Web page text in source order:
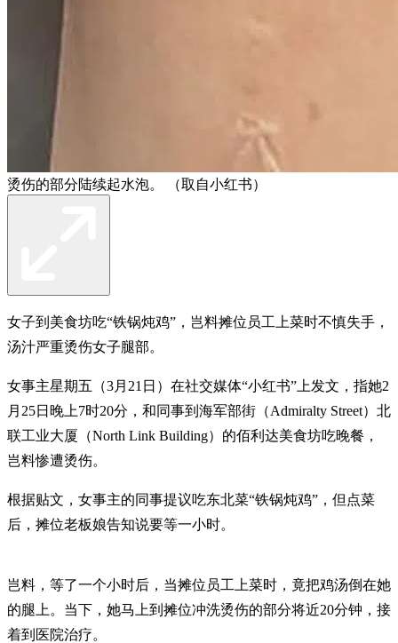
烫伤的部分陆续起水泡。 （取自小红书）
女子到美食坊吃“铁锅炖鸡”，岂料摊位员工上菜时不慎失手，
汤汁严重烫伤女子腿部。
女事主星期五（3月21日）在社交媒体“小红书”上发文，指她2
月25日晚上7时20分，和同事到海军部街（Admiralty Street）北
联工业大厦（North Link Building）的佰利达美食坊吃晚餐，
岂料惨遭烫伤。
根据贴文，女事主的同事提议吃东北菜“铁锅炖鸡”，但点菜
后，摊位老板娘告知说要等一小时。
岂料，等了一个小时后，当摊位员工上菜时，竟把鸡汤倒在她
的腿上。当下，她马上到摊位冲洗烫伤的部分将近20分钟，接
着到医院治疗。